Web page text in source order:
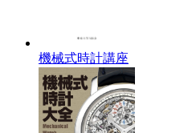
機械式時計講座